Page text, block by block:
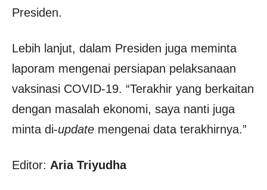
Presiden.
Lebih lanjut, dalam Presiden juga meminta
laporam mengenai persiapan pelaksanaan
vaksinasi COVID-19. “Terakhir yang berkaitan
dengan masalah ekonomi, saya nanti juga
minta di-update mengenai data terakhirnya.”
Editor: Aria Triyudha